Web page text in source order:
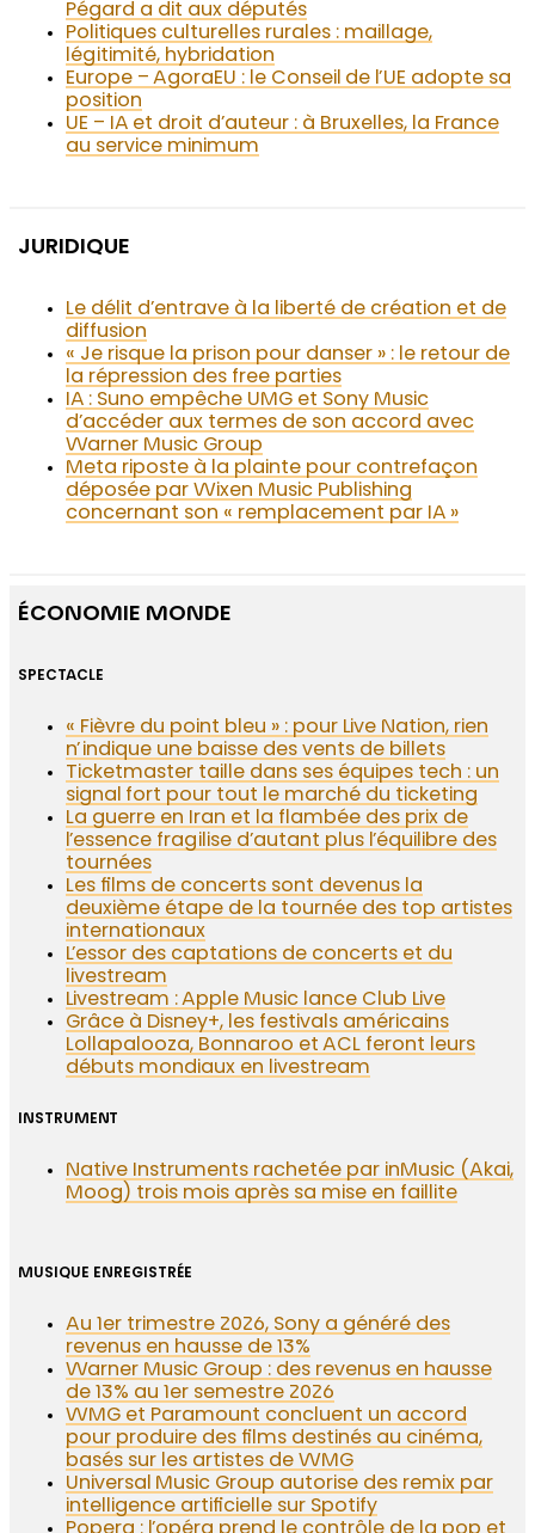
Pégard a dit aux députés
Politiques culturelles rurales : maillage,
légitimité, hybridation
Europe – AgoraEU : le Conseil de l’UE adopte sa
position
UE – IA et droit d’auteur : à Bruxelles, la France
au service minimum
JURIDIQUE
Le délit d’entrave à la liberté de création et de
diffusion
« Je risque la prison pour danser » : le retour de
la répression des free parties
IA : Suno empêche UMG et Sony Music
d’accéder aux termes de son accord avec
Warner Music Group
Meta riposte à la plainte pour contrefaçon
déposée par Wixen Music Publishing
concernant son « remplacement par IA »
ÉCONOMIE MONDE
SPECTACLE
« Fièvre du point bleu » : pour Live Nation, rien
n’indique une baisse des vents de billets
Ticketmaster taille dans ses équipes tech : un
signal fort pour tout le marché du ticketing
La guerre en Iran et la flambée des prix de
l’essence fragilise d’autant plus l’équilibre des
tournées
Les films de concerts sont devenus la
deuxième étape de la tournée des top artistes
internationaux
L’essor des captations de concerts et du
livestream
Livestream : Apple Music lance Club Live
Grâce à Disney+, les festivals américains
Lollapalooza, Bonnaroo et ACL feront leurs
débuts mondiaux en livestream
INSTRUMENT
Native Instruments rachetée par inMusic (Akai,
Moog) trois mois après sa mise en faillite
MUSIQUE ENREGISTRÉE
Au 1er trimestre 2026, Sony a généré des
revenus en hausse de 13%
Warner Music Group : des revenus en hausse
de 13% au 1er semestre 2026
WMG et Paramount concluent un accord
pour produire des films destinés au cinéma,
basés sur les artistes de WMG
Universal Music Group autorise des remix par
intelligence artificielle sur Spotify